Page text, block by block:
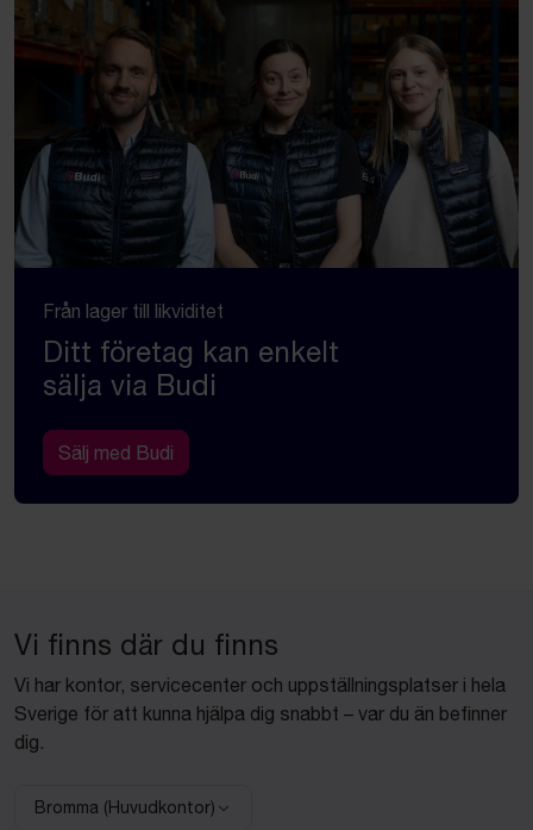
Från lager till likviditet
Ditt företag kan enkelt
sälja via Budi
Sälj med Budi
Vi finns där du finns
Vi har kontor, servicecenter och uppställningsplatser i hela
Sverige för att kunna hjälpa dig snabbt – var du än befinner
dig.
Välj anläggning:
Bromma (Huvudkontor)